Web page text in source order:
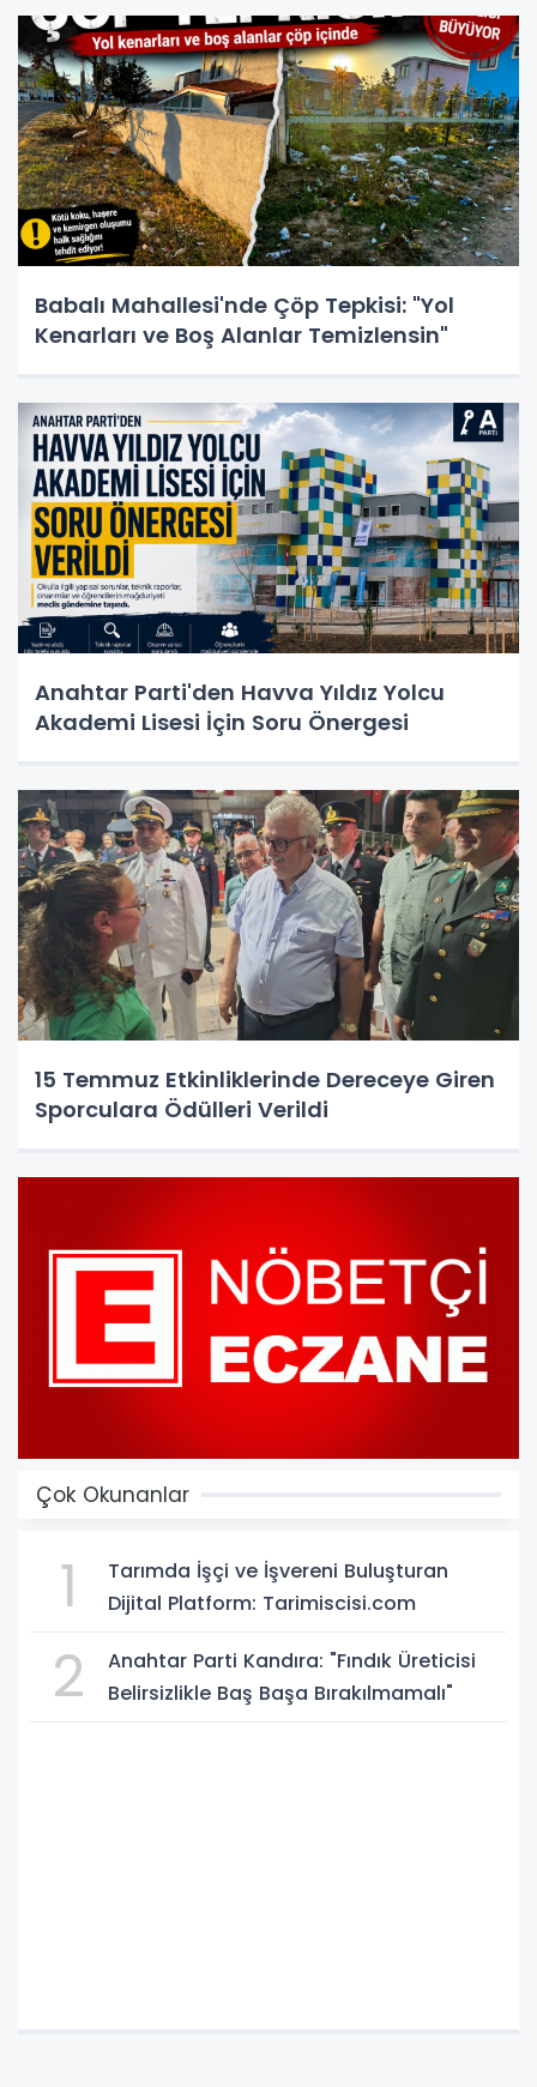
Babalı Mahallesi'nde Çöp Tepkisi: "Yol
Kenarları ve Boş Alanlar Temizlensin"
Anahtar Parti'den Havva Yıldız Yolcu
Akademi Lisesi İçin Soru Önergesi
15 Temmuz Etkinliklerinde Dereceye Giren
Sporculara Ödülleri Verildi
Çok Okunanlar
1
Tarımda İşçi ve İşvereni Buluşturan
Dijital Platform: Tarimiscisi.com
2
Anahtar Parti Kandıra: "Fındık Üreticisi
Belirsizlikle Baş Başa Bırakılmamalı"